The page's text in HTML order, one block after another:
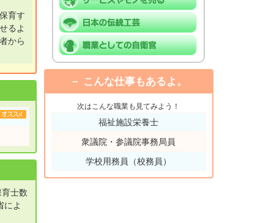
育す
るよ
から
士数
によ
こんな仕事もあるよ。
次はこんな職業も見てみよう！
福祉施設栄養士
衆議院・参議院事務局員
学校用務員（校務員）